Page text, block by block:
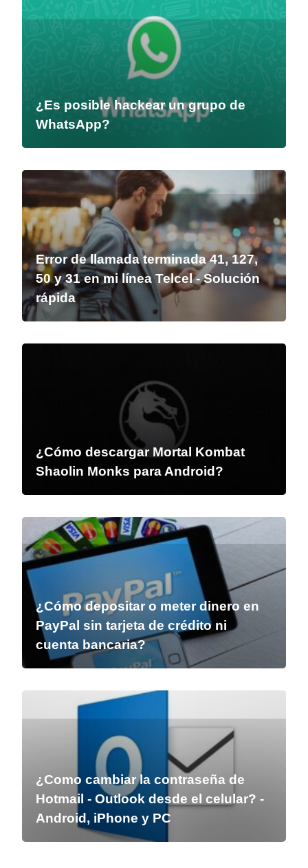
¿Es posible hackear un grupo de
WhatsApp?
Error de llamada terminada 41, 127,
50 y 31 en mi línea Telcel - Solución
rápida
¿Cómo descargar Mortal Kombat
Shaolin Monks para Android?
¿Cómo depositar o meter dinero en
PayPal sin tarjeta de crédito ni
cuenta bancaria?
¿Como cambiar la contraseña de
Hotmail - Outlook desde el celular? -
Android, iPhone y PC